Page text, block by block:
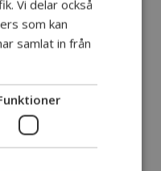
Vi delar också
som kan
samlat in från